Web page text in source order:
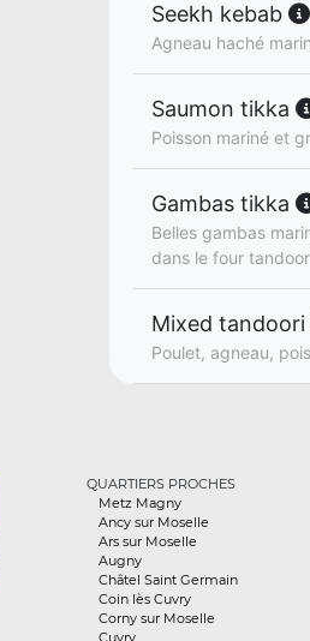
Seekh kebab
Agneau haché
Saumon tikka
Poisson mariné et
Gambas tikka
Belles gambas
dans le four tandoor
Mixed tandoori
Poulet, agneau,
QUARTIERS PROCHES
Metz Magny
Ancy sur Moselle
Ars sur Moselle
Augny
Châtel Saint Germain
Coin lès Cuvry
Corny sur Moselle
Cuvry